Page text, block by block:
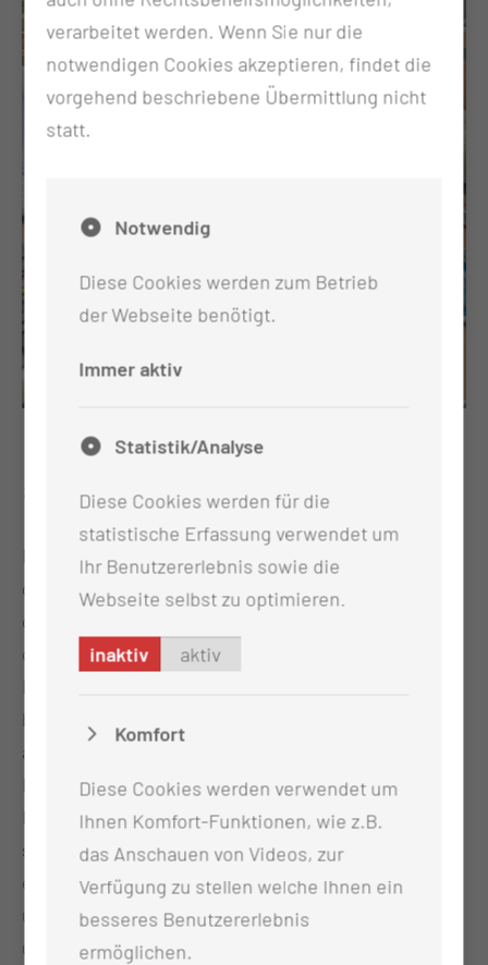
Wie habt ihr Männertag/Herrentag/Himmelfahrt
früher verbracht?
Ein geschmücktes Fahrrad, eine leckere Wurst und
gute Laune – die besten Zutaten für einen
gelungenen Männertag in unserer Kurzzeitpflege
der Thiem-Care GmbH.
Die Gäste hatten bereits zum Anfang der Woche
beobachtet, wie ein kleines Kinderfahrrad zu uns
auf den Wohnbereich geschoben wurde. Am
Mittwoch konnte es nach dem klassischen
Fahrradputz mit Flieder und Band geschmückt
seinen Platz in der Mitte unseres Flures
einnehmen. So manches Gespräch konnte sich so
über die gute alte Zeit entspinnen – wo, mit wem
und wie lange war man in früheren Jahren auf dem
verarbeitet werden. Wenn Sie nur die
notwendigen Cookies akzeptieren, findet die
vorgehend beschriebene Übermittlung nicht
statt.
Notwendig
Diese Cookies werden zum Betrieb
der Webseite benötigt.
Immer aktiv
Statistik/Analyse
Diese Cookies werden für die
statistische Erfassung verwendet um
Ihr Benutzererlebnis sowie die
Webseite selbst zu optimieren.
inaktiv aktiv
Komfort
Diese Cookies werden verwendet um
Ihnen Komfort-Funktionen, wie z.B.
das Anschauen von Videos, zur
Verfügung zu stellen welche Ihnen ein
besseres Benutzererlebnis
ermöglichen.